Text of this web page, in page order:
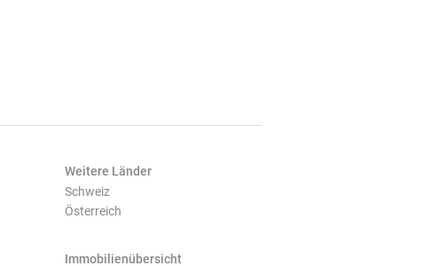
Weitere Länder
Schweiz
Österreich
Immobilienübersicht